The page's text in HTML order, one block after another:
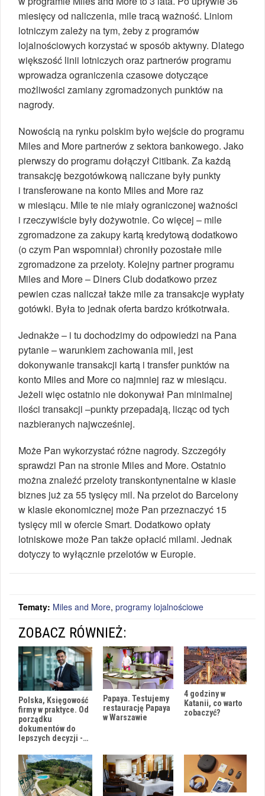
miesięcy od naliczenia, mile tracą ważność. Liniom
lotniczym zależy na tym, żeby z programów
lojalnościowych korzystać w sposób aktywny. Dlatego
większość linii lotniczych oraz partnerów programu
wprowadza ograniczenia czasowe dotyczące
możliwości zamiany zgromadzonych punktów na
nagrody.
Nowością na rynku polskim było wejście do programu
Miles and More partnerów z sektora bankowego. Jako
pierwszy do programu dołączył Citibank. Za każdą
transakcję bezgotówkową naliczane były punkty
i transferowane na konto Miles and More raz
w miesiącu. Mile te nie miały ograniczonej ważności
i rzeczywiście były dożywotnie. Co więcej – mile
zgromadzone za zakupy kartą kredytową dodatkowo
(o czym Pan wspomniał) chroniły pozostałe mile
zgromadzone za przeloty. Kolejny partner programu
Miles and More – Diners Club dodatkowo przez
pewien czas naliczał także mile za transakcje wypłaty
gotówki. Była to jednak oferta bardzo krótkotrwała.
Jednakże – i tu dochodzimy do odpowiedzi na Pana
pytanie – warunkiem zachowania mil, jest
dokonywanie transakcji kartą i transfer punktów na
konto Miles and More co najmniej raz w miesiącu.
Jeżeli więc ostatnio nie dokonywał Pan minimalnej
ilości transakcji –punkty przepadają, licząc od tych
nazbieranych najwcześniej.
Może Pan wykorzystać różne nagrody. Szczegóły
sprawdzi Pan na stronie Miles and More. Ostatnio
można znaleźć przeloty transkontynentalne w klasie
biznes już za 55 tysięcy mil. Na przelot do Barcelony
w klasie ekonomicznej może Pan przeznaczyć 15
tysięcy mil w ofercie Smart. Dodatkowo opłaty
lotniskowe może Pan także opłacić milami. Jednak
dotyczy to wyłącznie przelotów w Europie.
Tematy: Miles and More, programy lojalnościowe
ZOBACZ RÓWNIEŻ:
Polska, Księgowość
firmy w praktyce. Od
porządku
dokumentów do
lepszych decyzji -…
Papaya. Testujemy
restaurację Papaya
w Warszawie
4 godziny w
Katanii, co warto
zobaczyć?